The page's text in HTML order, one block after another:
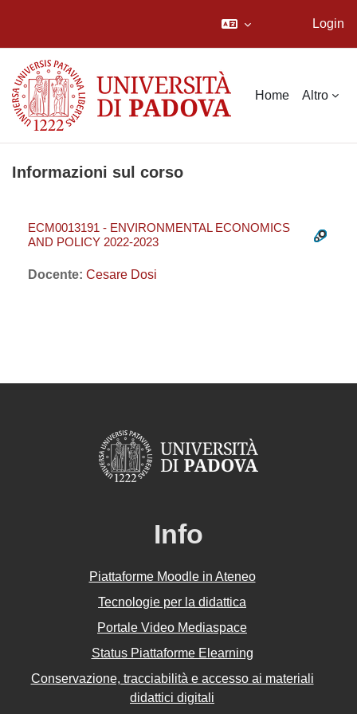
Login
Home Altro
Informazioni sul corso
ECM0013191 - ENVIRONMENTAL ECONOMICS
AND POLICY 2022-2023
Docente: Cesare Dosi
Info
Piattaforme Moodle in Ateneo
Tecnologie per la didattica
Portale Video Mediaspace
Status Piattaforme Elearning
Conservazione, tracciabilità e accesso ai materiali
didattici digitali